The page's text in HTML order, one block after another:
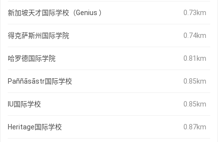
新加坡天才国际学校（Genius ） 0.73km
得克萨斯州国际学院 0.74km
哈罗德国际学院 0.81km
Paññāsāstr国际学校 0.85km
IU国际学校 0.85km
Heritage国际学校 0.87km